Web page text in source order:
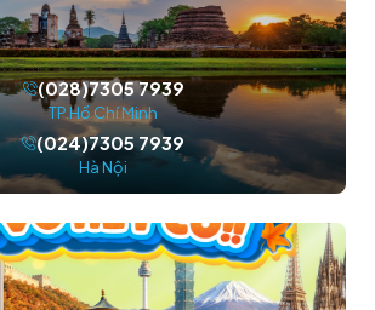
(028)7305 7939
TP.Hồ Chí Minh
(024)7305 7939
Hà Nội